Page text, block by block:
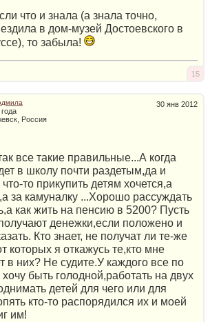
что и знала (а знала точно,
ездила в дом-музей Достоевского в
то забыла!
15
30 янв 2012
Россия
все такие правильные...А когда
в школу почти раздетым,да и
то прикупить детям хочется,а
за камуналку ...Хорошо рассуждать
как жить на пенсию в 5200? Пусть
денежки,если положено и
Кто знает, не получат ли те-же
которых я откажусь те,кто мне
в них? Не судите.У каждого все по
быть голодной,работать на двух
детей для чего или для
кто-то распорядился их и моей
им!